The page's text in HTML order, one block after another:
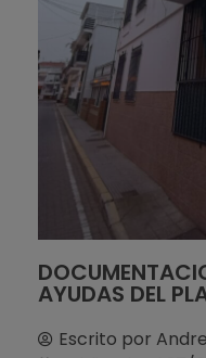
AYUDAS DEL
Escrito por